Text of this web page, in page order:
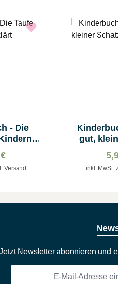
- Die
Versand
gut,
inkl. MwSt.
Jetzt Newsletter abonnieren und